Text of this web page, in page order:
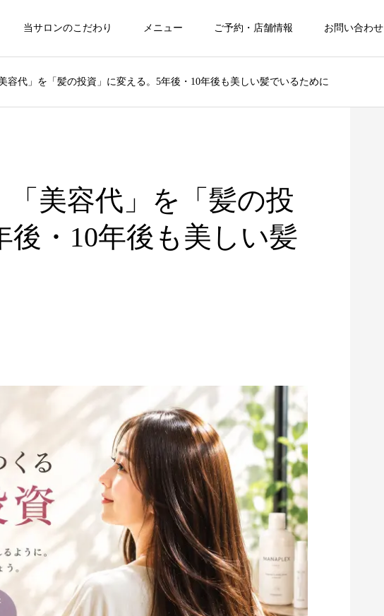
当サロンのこだわり メニュー ご予約・店舗情報 お問い合わせ
容代」を「髪の投資」に変える。5年後・10年後も美しい髪でいるために
「美容代」を「髪の投
後・10年後も美しい髪